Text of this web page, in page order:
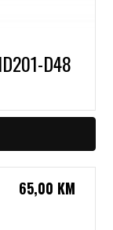
D48
65,00 KM